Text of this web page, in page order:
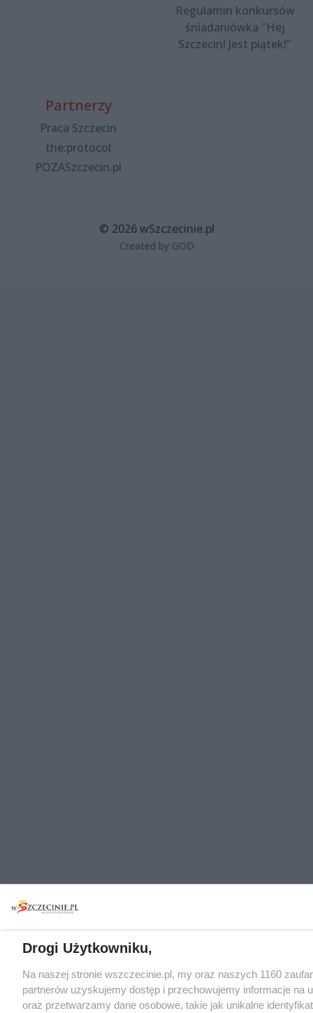
Regulamin konkursów
śniadaniówka "Hej
Szczecin! Jest piątek!"
Partnerzy
Praca Szczecin
the:protocol
POZASzczecin.pl
© 2026 wSzczecinie.pl
Created by GOD
Drogi Użytkowniku,
Na naszej stronie wszczecinie.pl, my oraz naszych 1160
partnerów uzyskujemy dostęp i przechowujemy informacje na
oraz przetwarzamy dane osobowe, takie jak unikalne